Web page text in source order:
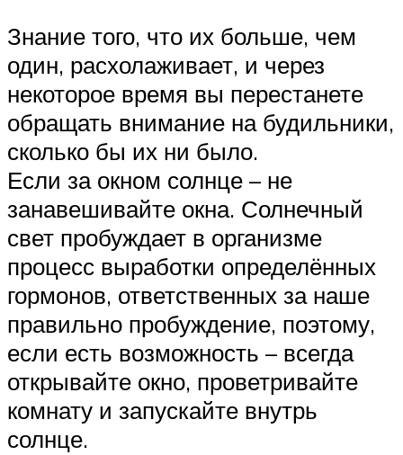
Знание того, что их больше, чем
один, расхолаживает, и через
некоторое время вы перестанете
обращать внимание на будильники,
сколько бы их ни было.
Если за окном солнце – не
занавешивайте окна. Солнечный
свет пробуждает в организме
процесс выработки определённых
гормонов, ответственных за наше
правильно пробуждение, поэтому,
если есть возможность – всегда
открывайте окно, проветривайте
комнату и запускайте внутрь
солнце.